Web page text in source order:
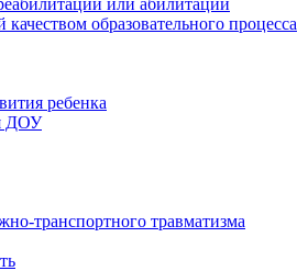
или абилитации
образовательного процесса
ребенка
ДОУ
транспортного травматизма